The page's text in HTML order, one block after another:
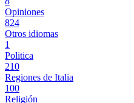
Opiniones
824
Otros idiomas
1
Politica
210
Regiones de Italia
100
Religión